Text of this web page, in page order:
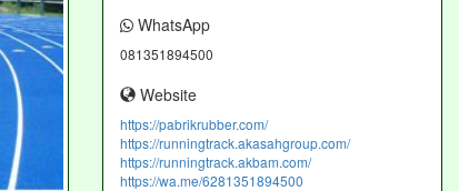
WhatsApp
081351894500
Website
https://pabrikrubber.com/
https://runningtrack.akasahgroup.com/
https://runningtrack.akbam.com/
https://wa.me/6281351894500